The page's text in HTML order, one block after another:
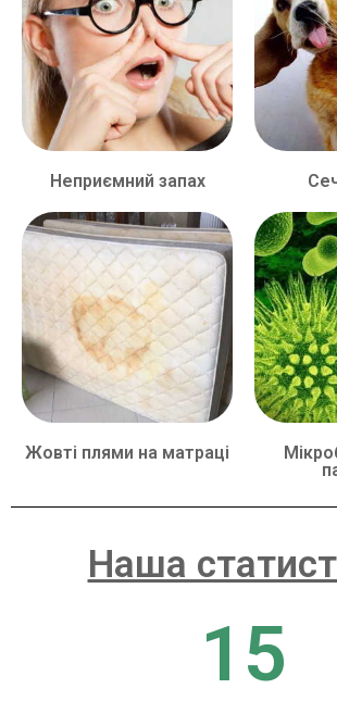
Неприємний запах
Жовті плями на матраці
Наша
15